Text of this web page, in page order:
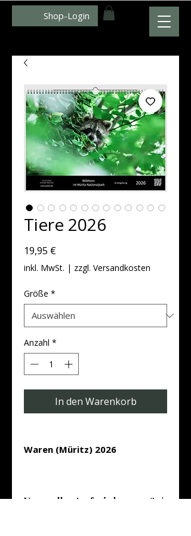
Shop-Login
Tiere 2026
19,95 €Preis
inkl. MwSt. | zzgl. Versandkosten
Größe *
Anzahl *
In den Warenkorb
Waren (Müritz) 2026
Versandkostenfrei ab 25.00 €